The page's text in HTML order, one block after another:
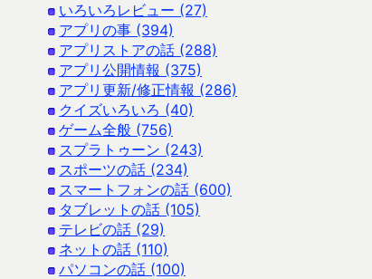
いろいろレビュー (27)
アプリの事 (394)
アプリストアの話 (288)
アプリ公開情報 (375)
アプリ更新/修正情報 (286)
クイズいろいろ (40)
ゲーム全般 (756)
スプラトゥーン (243)
スポーツの話 (234)
スマートフォンの話 (600)
タブレットの話 (105)
テレビの話 (29)
ネットの話 (110)
パソコンの話 (100)